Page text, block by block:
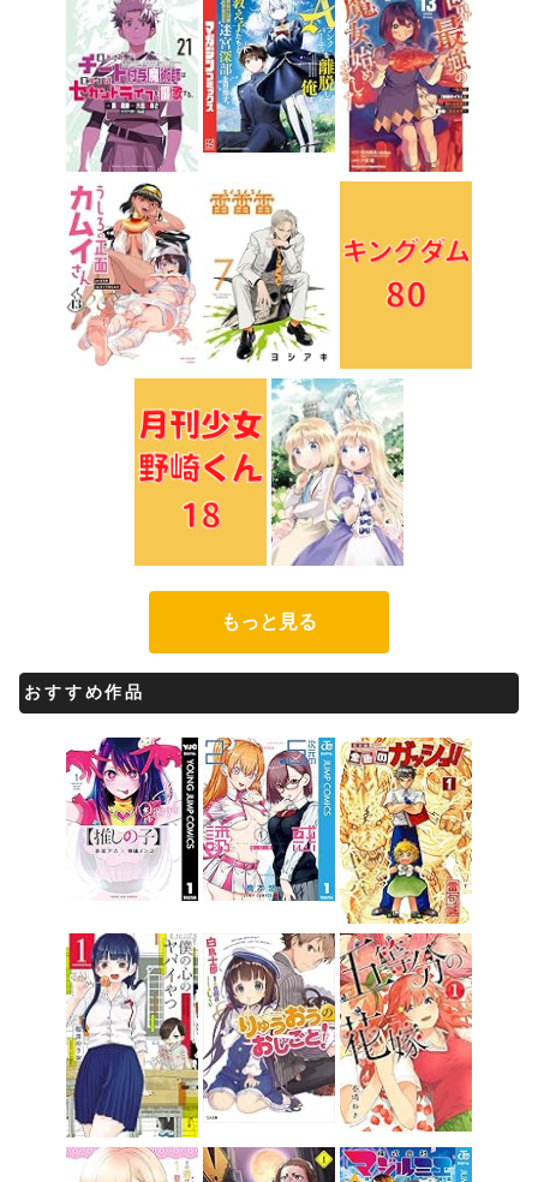
もっと見る
おすすめ作品